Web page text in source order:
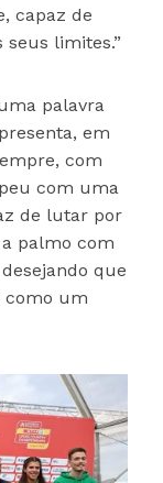
capaz de
limites.”
palavra
em
com
com uma
de lutar por
palmo com
que
como um